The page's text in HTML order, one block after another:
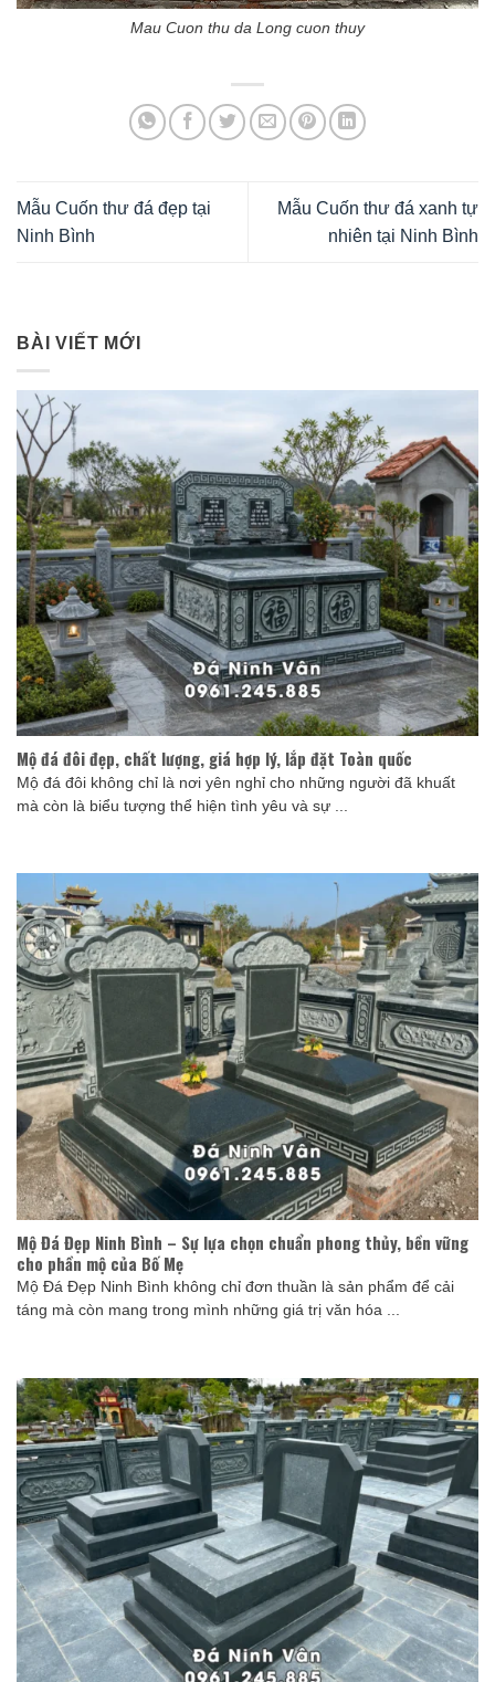
Mau Cuon thu da Long cuon thuy
Mẫu Cuốn thư đá đẹp tại
Ninh Bình
Mẫu Cuốn thư đá xanh tự
nhiên tại Ninh Bình
BÀI VIẾT MỚI
Mộ đá đôi đẹp, chất lượng, giá hợp lý, lắp đặt Toàn quốc
Mộ đá đôi không chỉ là nơi yên nghỉ cho những người đã khuất
mà còn là biểu tượng thể hiện tình yêu và sự ...
Mộ Đá Đẹp Ninh Bình – Sự lựa chọn chuẩn phong thủy, bền vững
cho phần mộ của Bố Mẹ
Mộ Đá Đẹp Ninh Bình không chỉ đơn thuần là sản phẩm để cải
táng mà còn mang trong mình những giá trị văn hóa ...